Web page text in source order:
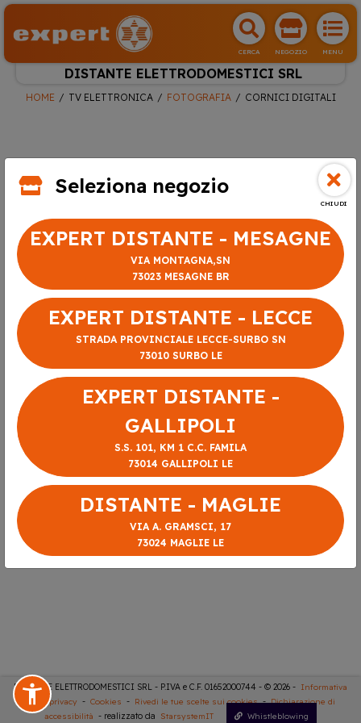
CERCA NEGOZIO MENU
DISTANTE ELETTRODOMESTICI SRL
HOME TV ELETTRONICA FOTOGRAFIA CORNICI DIGITALI
DISTANTE ELETTRODOMESTICI SRL - P.IVA e C.F. 01652000744 - © 2026 - Informativa
sulla privacy - Cookies - Rivedi le tue scelte sui cookies - Dichiarazione di
accessibilità - realizzato da StarsystemIT Whistleblowing
Seleziona negozio
CHIUDI
EXPERT DISTANTE - MESAGNE
VIA MONTAGNA,SN
73023 MESAGNE BR
EXPERT DISTANTE - LECCE
STRADA PROVINCIALE LECCE-SURBO SN
73010 SURBO LE
EXPERT DISTANTE -
GALLIPOLI
S.S. 101, KM 1 C.C. FAMILA
73014 GALLIPOLI LE
DISTANTE - MAGLIE
VIA A. GRAMSCI, 17
73024 MAGLIE LE